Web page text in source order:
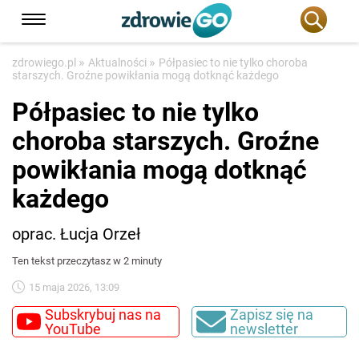
zdrowiego.pl » Aktualności » Półpasiec to nie tylko choroba
starszych. Groźne powikłania mogą dotknąć każdego
Półpasiec to nie tylko
choroba starszych. Groźne
powikłania mogą dotknąć
każdego
oprac. Łucja Orzeł
Ten tekst przeczytasz w 2 minuty
15 maja 2026, 13:09
Subskrybuj nas na
YouTube
Zapisz się na
newsletter